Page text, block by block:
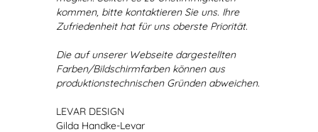
kommen, bitte kontaktieren Sie uns. Ihre
Zufriedenheit hat für uns oberste Priorität.
Die auf unserer Webseite dargestellten
Farben/Bildschirmfarben können aus
produktionstechnischen Gründen abweichen.
LEVAR DESIGN
Gilda Handke-Levar